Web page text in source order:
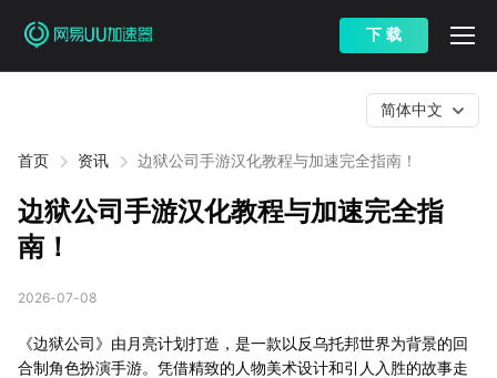
下 载
首页 资讯 边狱公司手游汉化教程与加速完全指南！
简体中文
边狱公司手游汉化教程与加速完全指
南！
2026-07-08
《边狱公司》由月亮计划打造，是一款以反乌托邦世界为背景的回
合制角色扮演手游。凭借精致的人物美术设计和引人入胜的故事走